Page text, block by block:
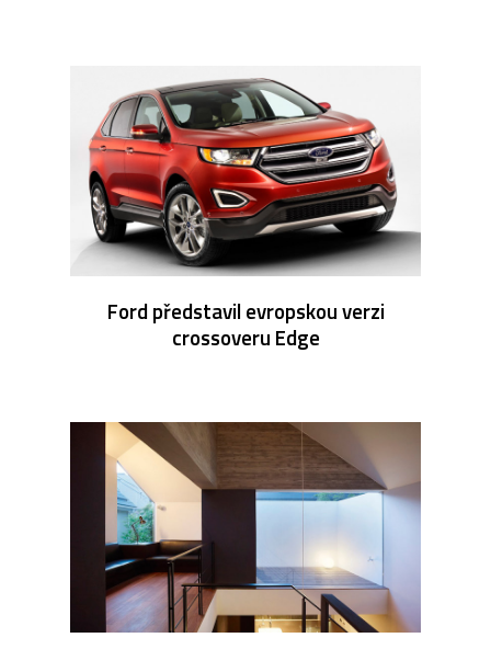
Ford představil evropskou verzi
crossoveru Edge